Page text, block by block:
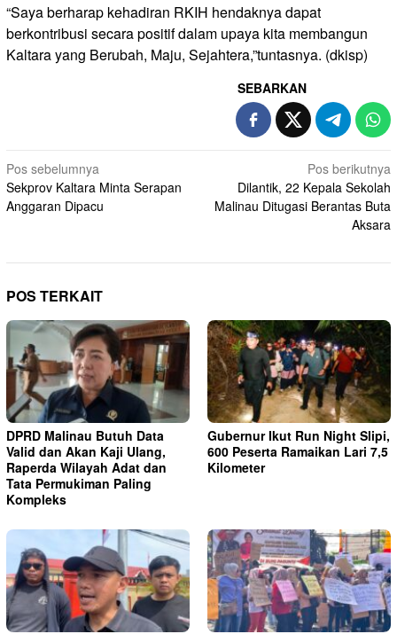
“Saya berharap kehadiran RKIH hendaknya dapat
berkontribusi secara positif dalam upaya kita membangun
Kaltara yang Berubah, Maju, Sejahtera,”tuntasnya. (dkisp)
SEBARKAN
Navigasi
pos
Pos sebelumnya
Sekprov Kaltara Minta Serapan
Anggaran Dipacu
Pos berikutnya
Dilantik, 22 Kepala Sekolah
Malinau Ditugasi Berantas Buta
Aksara
POS TERKAIT
DPRD Malinau Butuh Data
Valid dan Akan Kaji Ulang,
Raperda Wilayah Adat dan
Tata Permukiman Paling
Kompleks
Gubernur Ikut Run Night Slipi,
600 Peserta Ramaikan Lari 7,5
Kilometer